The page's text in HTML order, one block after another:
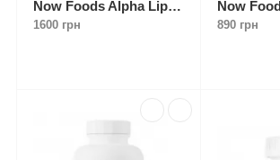
Now Foods Alpha Lipoic Acid 600 mg 120 caps
1600 грн 890 грн